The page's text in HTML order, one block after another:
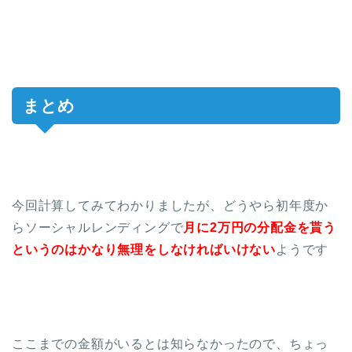
まとめ
今回計算してみてわかりましたが、どうやら初年度か
らソーシャルレンディングで月に2万円の分配金を貰う
というのはかなり無理をしなければいけないようです
ここまでの金額がいるとは知らなかったので、ちょっ